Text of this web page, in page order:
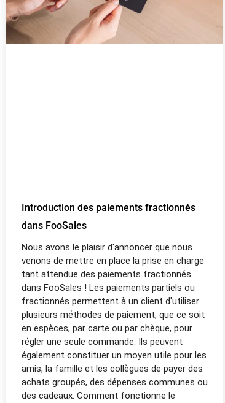
Introduction des paiements fractionnés
dans FooSales
Nous avons le plaisir d'annoncer que nous
venons de mettre en place la prise en charge
tant attendue des paiements fractionnés
dans FooSales ! Les paiements partiels ou
fractionnés permettent à un client d'utiliser
plusieurs méthodes de paiement, que ce soit
en espèces, par carte ou par chèque, pour
régler une seule commande. Ils peuvent
également constituer un moyen utile pour les
amis, la famille et les collègues de payer des
achats groupés, des dépenses communes ou
des cadeaux. Comment fonctionne le